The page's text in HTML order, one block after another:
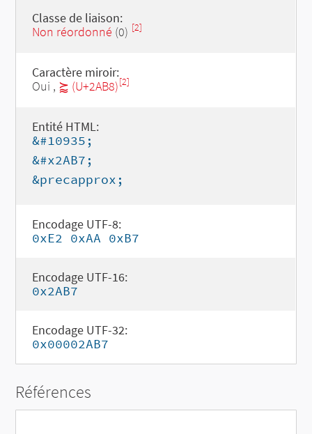
Classe de liaison:
Non réordonné (0) [2]
Caractère miroir:
Oui , ⪸ (U+2AB8)[2]
Entité HTML:
&#10935;
&#x2AB7;
&precapprox;
Encodage UTF-8:
0xE2 0xAA 0xB7
Encodage UTF-16:
0x2AB7
Encodage UTF-32:
0x00002AB7
Références